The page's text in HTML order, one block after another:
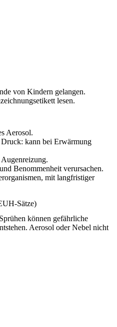
von Kindern gelangen.
lesen.
Aerosol.
kann bei Erwärmung
Benommenheit verursachen.
mit langfristiger
Sätze)
können gefährliche
Aerosol oder Nebel nicht